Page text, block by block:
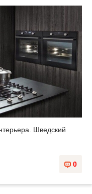
Шведский
0